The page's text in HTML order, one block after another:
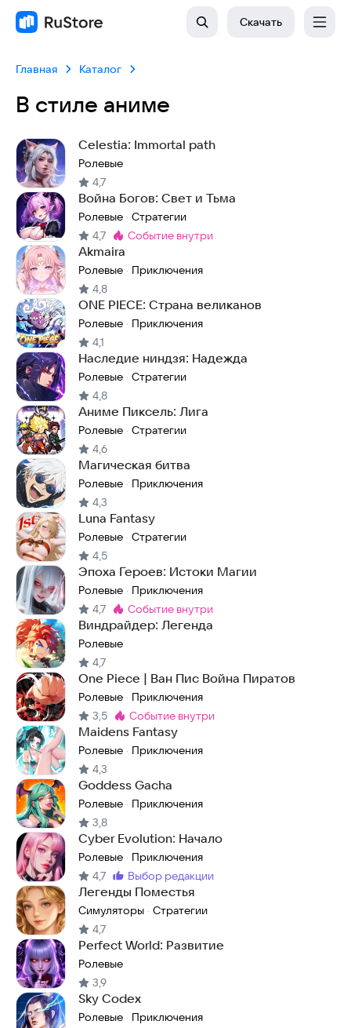
Скачать
Главная Каталог
В стиле аниме
Celestia: Immortal path
Ролевые
4,7
Война Богов: Свет и Тьма
Ролевые · Стратегии
4,7 Метка:
событие внутри
Akmaira
Ролевые · Приключения
4,8
ONE PIECE: Страна великанов
Ролевые · Приключения
4,1
Наследие ниндзя: Надежда
Ролевые · Стратегии
4,8
Аниме Пиксель: Лига
Ролевые · Стратегии
4,6
Магическая битва
Ролевые · Приключения
4,3
Luna Fantasy
Ролевые · Стратегии
4,5
Эпоха Героев: Истоки Магии
Ролевые · Приключения
4,7 Метка:
событие внутри
Виндрайдер: Легенда
Ролевые
4,7
One Piece | Ван Пис Война Пиратов
Ролевые · Приключения
3,5 Метка:
событие внутри
Maidens Fantasy
Ролевые · Приключения
4,3
Goddess Gacha
Ролевые · Приключения
3,8
Cyber Evolution: Начало
Ролевые · Приключения
4,7 Метка:
выбор редакции
Легенды Поместья
Симуляторы · Стратегии
4,7
Perfect World: Развитие
Ролевые
3,9
Sky Codex
Ролевые · Приключения